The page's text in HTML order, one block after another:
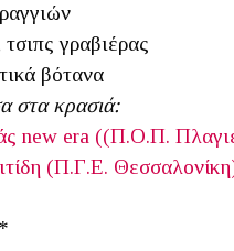
γραβιέρας
βότανα
στα κρασιά:
new era ((Π.Ο.Π.
(Π.Γ.Ε.